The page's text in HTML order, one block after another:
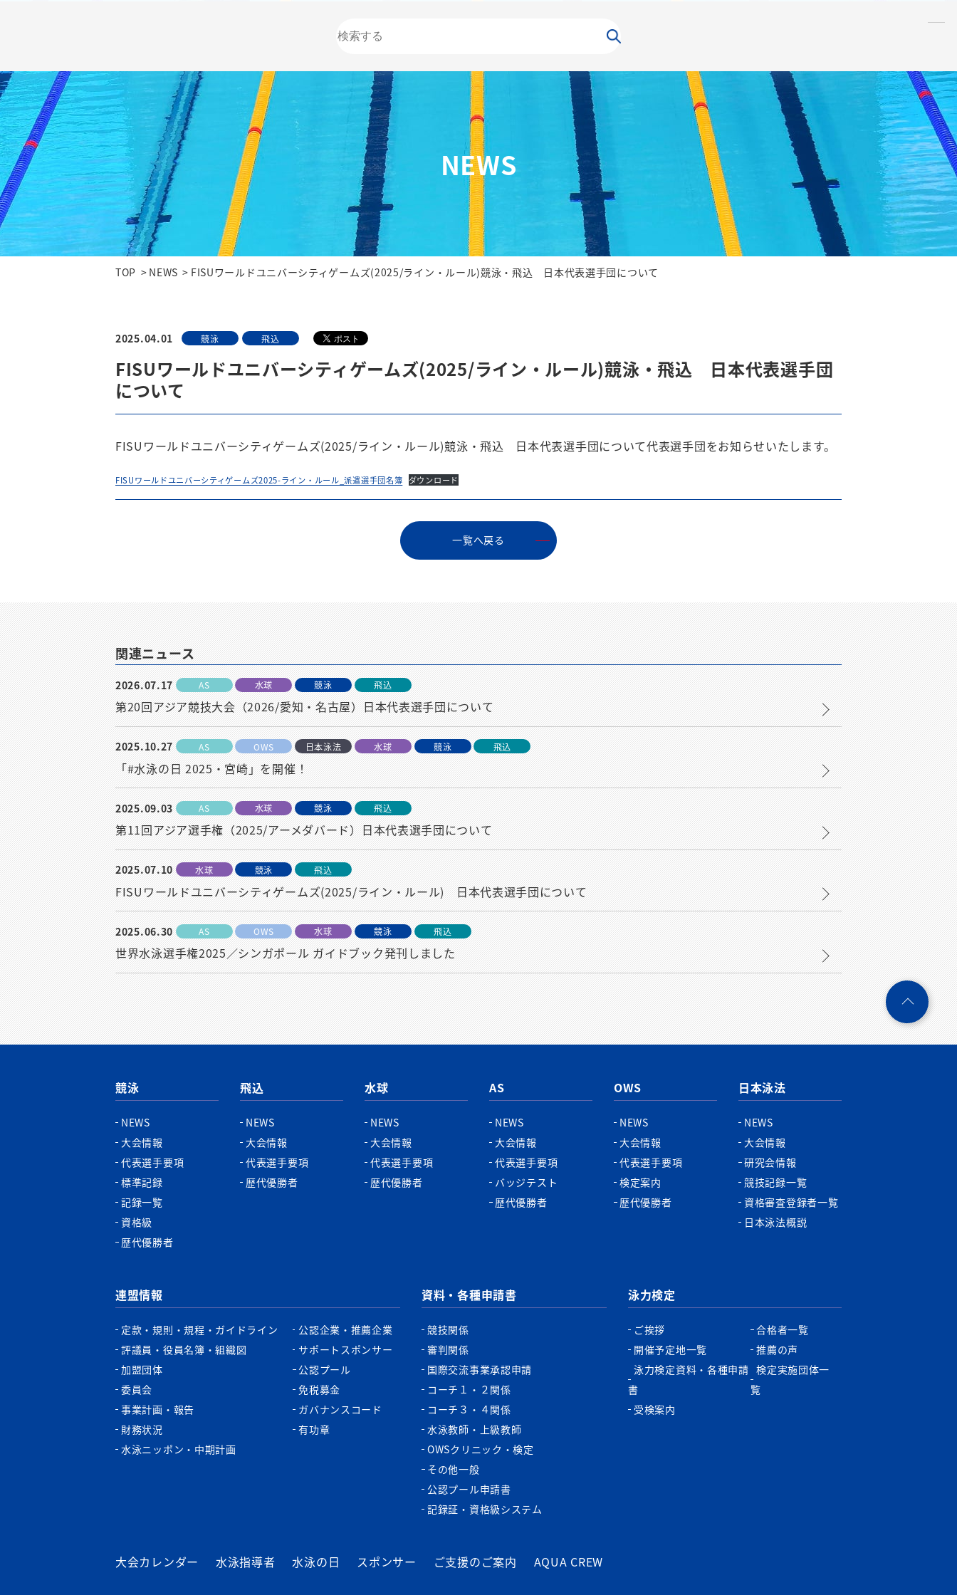
飛込
NEWS
TOP NEWS FISUワールドユニバーシティゲームズ(2025/ライン・ルール)競泳・飛込 日本代表選手団について
2025.04.01 競泳 飛込
FISUワールドユニバーシティゲームズ(2025/ライン・ルール)競泳・飛込 日本代表選手団
について
FISUワールドユニバーシティゲームズ(2025/ライン・ルール)競泳・飛込 日本代表選手団について代表選手団をお知らせいたします。
FISUワールドユニバーシティゲームズ2025-ライン・ルール_派遣選手団名簿 ダウンロード
⼀覧へ戻る
関連ニュース
2026.07.17 AS 水球 競泳 飛込
第20回アジア競技大会（2026/愛知・名古屋）日本代表選手団について
2025.10.27 AS OWS 日本泳法 水球 競泳 飛込
「#水泳の日 2025・宮崎」を開催！
2025.09.03 AS 水球 競泳 飛込
第11回アジア選手権（2025/アーメダバード）日本代表選手団について
2025.07.10 水球 競泳 飛込
FISUワールドユニバーシティゲームズ(2025/ライン・ルール) 日本代表選手団について
2025.06.30 AS OWS 水球 競泳 飛込
世界水泳選手権2025／シンガポール ガイドブック発刊しました
競泳
NEWS
大会情報
代表選手要項
標準記録
記録一覧
資格級
歴代優勝者
飛込
NEWS
大会情報
代表選手要項
歴代優勝者
水球
NEWS
大会情報
代表選手要項
歴代優勝者
AS
NEWS
大会情報
代表選手要項
バッジテスト
歴代優勝者
OWS
NEWS
大会情報
代表選手要項
検定案内
歴代優勝者
日本泳法
NEWS
大会情報
研究会情報
競技記録一覧
資格審査登録者一覧
日本泳法概説
連盟情報
定款・規則・規程・ガイドライン
評議員・役員名簿・組織図
加盟団体
委員会
事業計画・報告
財務状況
水泳ニッポン・中期計画
公認企業・推薦企業
サポートスポンサー
公認プール
免税募金
ガバナンスコード
有功章
資料・各種申請書
競技関係
審判関係
国際交流事業承認申請
コーチ１・２関係
コーチ３・４関係
水泳教師・上級教師
OWSクリニック・検定
その他一般
公認プール申請書
記録証・資格級システム
泳力検定
ご挨拶
開催予定地一覧
泳力検定資料・各種申請
書
受検案内
合格者一覧
推薦の声
検定実施団体一
覧
大会カレンダー 水泳指導者 水泳の日 スポンサー ご支援のご案内 AQUA CREW